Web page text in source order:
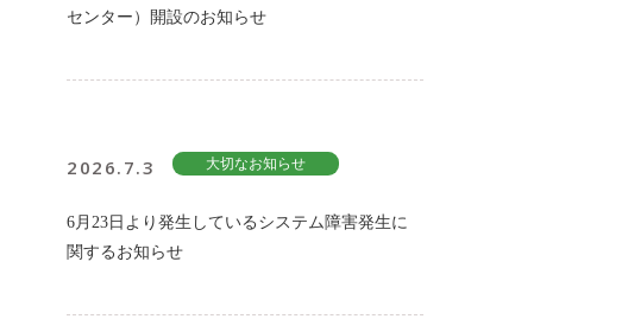
センター）開設のお知らせ
2026.7.3 大切なお知らせ
6月23日より発生しているシステム障害発生に
関するお知らせ